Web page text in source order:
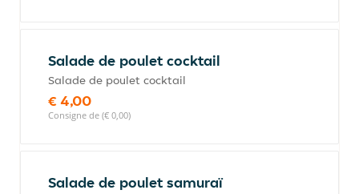
Salade de poulet cocktail
Salade de poulet cocktail
€ 4,00
Consigne de (€ 0,00)
Salade de poulet samuraï